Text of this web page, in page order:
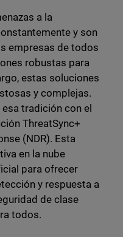
a la
y son
empresas de todos
robustas para
estas soluciones
y complejas.
tradición con el
ThreatSync+
(NDR). Esta
en la nube
para ofrecer
y respuesta a
de clase
todos.